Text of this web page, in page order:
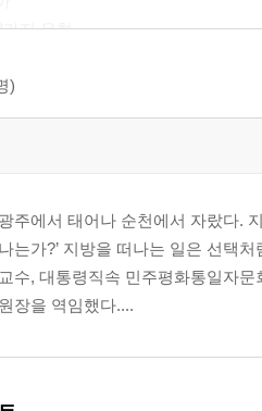
가지 유형
법은 서울특별시 헌법인가
‘권리’의 불평등
본권의 붕괴 현실
한 거대한 ‘어항’ 속 사회
시와 자산 격차의 출발선
과 견고한 네트워크
무거운 짐
)
주에서 태어나 순천에서 자랐다.
는가?’ 지방을 떠나는 일은 선택
수, 대통령직속 민주평화통일자
장을 역임했다....